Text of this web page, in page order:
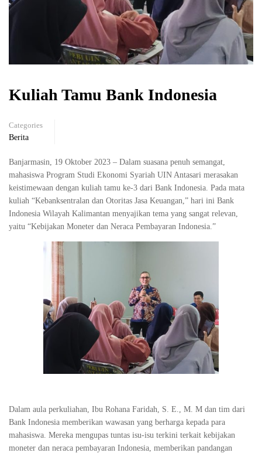
Kuliah Tamu Bank Indonesia
Categories
Berita
Banjarmasin, 19 Oktober 2023 – Dalam suasana penuh semangat,
mahasiswa Program Studi Ekonomi Syariah UIN Antasari merasakan
keistimewaan dengan kuliah tamu ke-3 dari Bank Indonesia. Pada mata
kuliah “Kebanksentralan dan Otoritas Jasa Keuangan,” hari ini Bank
Indonesia Wilayah Kalimantan menyajikan tema yang sangat relevan,
yaitu “Kebijakan Moneter dan Neraca Pembayaran Indonesia.”
Dalam aula perkuliahan, Ibu Rohana Faridah, S. E., M. M dan tim dari
Bank Indonesia memberikan wawasan yang berharga kepada para
mahasiswa. Mereka mengupas tuntas isu-isu terkini terkait kebijakan
moneter dan neraca pembayaran Indonesia, memberikan pandangan